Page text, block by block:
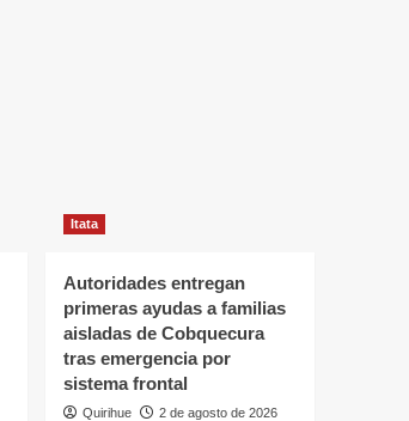
Itata
Autoridades entregan
primeras ayudas a familias
aisladas de Cobquecura
tras emergencia por
sistema frontal
Quirihue
2 de agosto de 2026